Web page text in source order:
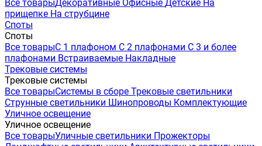
Все товарыДекоративные Офисные Детские На
прищепке На струбцине
Споты
Споты
Все товарыС 1 плафоном С 2 плафонами С 3 и более
плафонами Встраиваемые Накладные
Трековые системы
Трековые системы
Все товарыСистемы в сборе Трековые светильники
Струнные светильники Шинопроводы Комплектующие
Уличное освещение
Уличное освещение
Все товарыУличные светильники Прожекторы